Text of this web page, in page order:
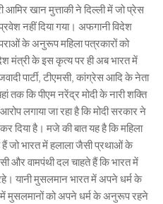
खान मुत्ताकी ने दिल्ली में जो प्रेस
नहीं दिया गया। अफगानी विदेश
के अनुरूप महिला पत्रकारों को
मंत्री के इस कृत्य पर ही अब भारत में
पार्टी, टीएमसी, कांग्रेस आदि के नेता
तक कि पीएम नरेंद्र मोदी के नारी शक्ति
लगाया जा रहा है कि मोदी सरकार ने
दिया है। मजे की बात यह है कि महिला
हैं जो भारत में हलाला जैसी प्रथाओं के
और वामपंथी दल चाहते हैं कि भारत में
यानी मुसलमान भारत में अपने धर्म के
को अपने धर्म के अनुरूप रहने